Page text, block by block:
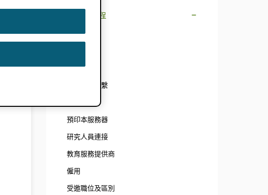
工作流程
期刊文章
編輯服務
與合著者聯繫
預印本服務器
研究人員連接
教育服務提供商
僱用
受邀職位及區別